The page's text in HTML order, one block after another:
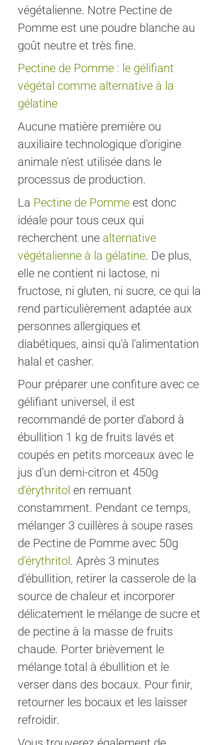
végétalienne. Notre Pectine de
Pomme est une poudre blanche au
goût neutre et très fine.
Pectine de Pomme : le gélifiant
végétal comme alternative à la
gélatine
Aucune matière première ou
auxiliaire technologique d'origine
animale n'est utilisée dans le
processus de production.
La Pectine de Pomme est donc
idéale pour tous ceux qui
recherchent une alternative
végétalienne à la gélatine. De plus,
elle ne contient ni lactose, ni
fructose, ni gluten, ni sucre, ce qui la
rend particulièrement adaptée aux
personnes allergiques et
diabétiques, ainsi qu'à l'alimentation
halal et casher.
Pour préparer une confiture avec ce
gélifiant universel, il est
recommandé de porter d'abord à
ébullition 1 kg de fruits lavés et
coupés en petits morceaux avec le
jus d'un demi-citron et 450g
d'érythritol en remuant
constamment. Pendant ce temps,
mélanger 3 cuillères à soupe rases
de Pectine de Pomme avec 50g
d'érythritol . Après 3 minutes
d'ébullition, retirer la casserole de la
source de chaleur et incorporer
délicatement le mélange de sucre et
de pectine à la masse de fruits
chaude. Porter brièvement le
mélange total à ébullition et le
verser dans des bocaux. Pour finir,
retourner les bocaux et les laisser
refroidir.